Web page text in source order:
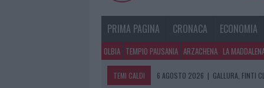
PRIMA PAGINA CRONACA ECONOMIA
OLBIA TEMPIO PAUSANIA ARZACHENA LA
TEMI CALDI 6 AGOSTO 2026 | GALLURA, FINTI
6 AGOSTO 2026 | METEO OLBIA 7